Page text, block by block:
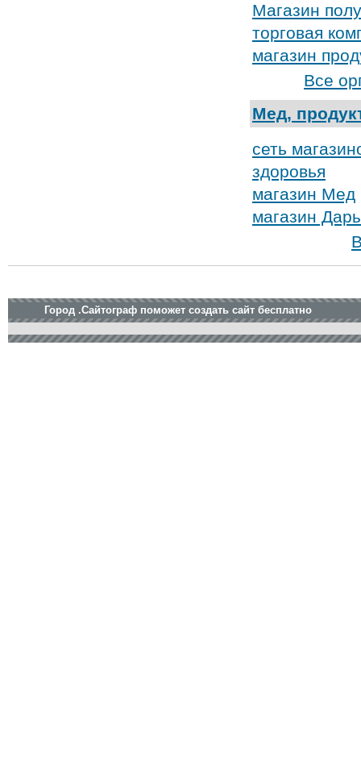
Магазин
торговая
магазин
Все
Мед,
сеть
здоровья
магазин Мед
магазин
Город .Сайтограф поможет создать сайт бесплатно